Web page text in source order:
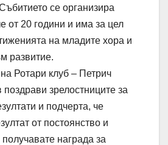
се организира
от 20 години и има за цел
на младите хора и
развитие.
Ротари клуб – Петрич
зрелостниците за
и подчерта, че
от постоянство и
награда за